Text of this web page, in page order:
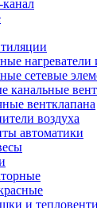
нагреватели
сетевые
канальные
вентклапана
воздуха
автоматики
и